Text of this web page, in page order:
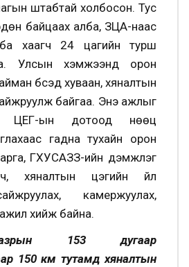
штабтай холбосон. Тус
байцаах алба, ЗЦА-наас
хаагч 24 цагийн турш
Улсын хэмжээнд орон
бүсэд хуваан, хяналтын
байгаа. Энэ ажлыг
ЦЕГ-ын дотоод нөөц
гадна тухайн орон
ГХУСАЗЗ-ийн дэмжлэг
хяналтын цэгийн үйл
камержуулах,
ажил хийж байна.
153 дугаар
150 км тутамд хяналтын